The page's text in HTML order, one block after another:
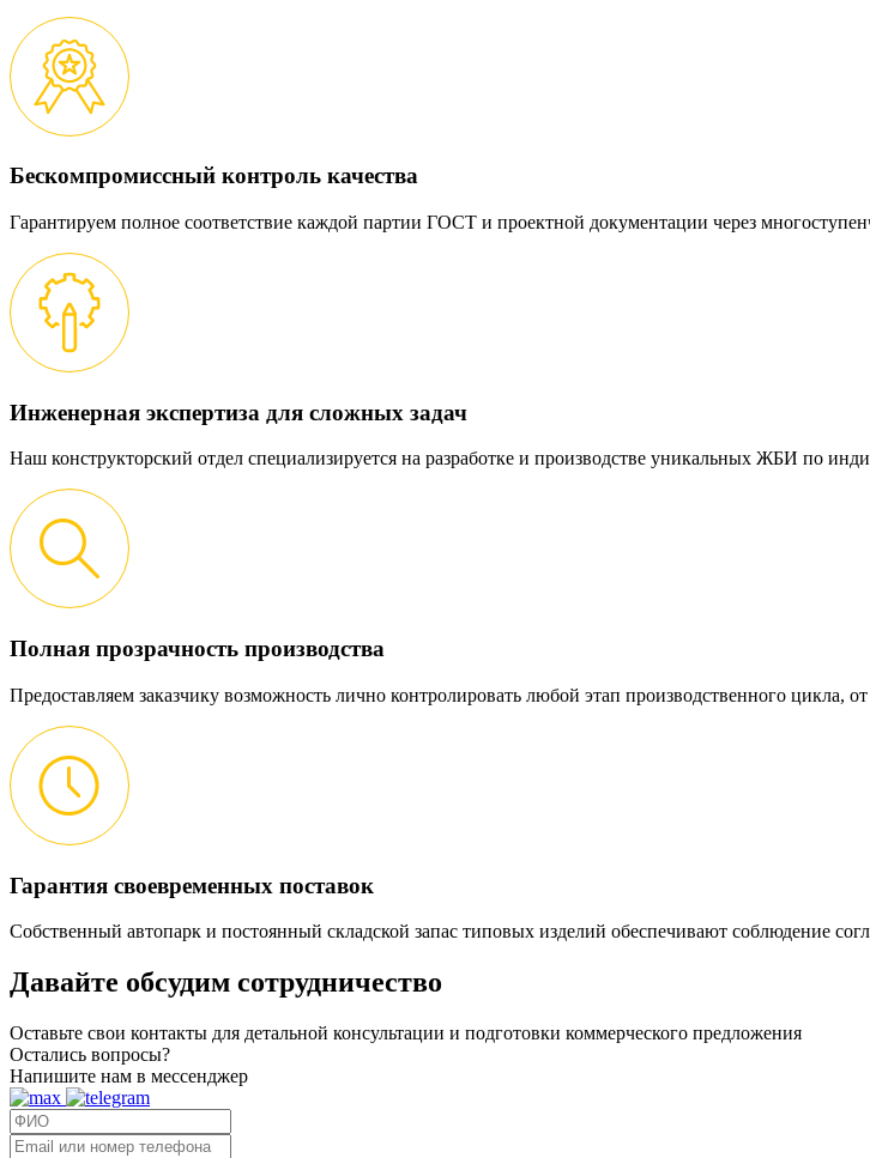
Бескомпромиссный контроль качества
Гарантируем полное соответствие каждой партии ГОСТ и проектной документации через
Инженерная экспертиза для сложных задач
Наш конструкторский отдел специализируется на разработке и производстве уникальных ЖБИ по
Полная прозрачность производства
Предоставляем заказчику возможность лично контролировать любой этап производственного цикла,
Гарантия своевременных поставок
Собственный автопарк и постоянный складской запас типовых изделий обеспечивают соблюдение
Давайте обсудим сотрудничество
Оставьте свои контакты для детальной консультации и подготовки коммерческого предложения
Остались вопросы?
Напишите нам в мессенджер